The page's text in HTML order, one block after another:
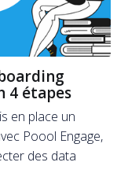
4 étapes
en place un
Poool Engage,
des data